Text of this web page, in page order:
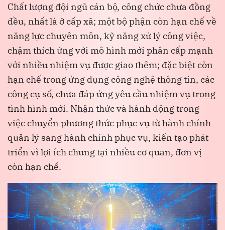
Chất lượng đội ngũ cán bộ, công chức chưa đồng
đều, nhất là ở cấp xã; một bộ phận còn hạn chế về
năng lực chuyên môn, kỹ năng xử lý công việc,
chậm thích ứng với mô hình mới phân cấp mạnh
với nhiều nhiệm vụ được giao thêm; đặc biệt còn
hạn chế trong ứng dụng công nghệ thông tin, các
công cụ số, chưa đáp ứng yêu cầu nhiệm vụ trong
tình hình mới. Nhận thức và hành động trong
việc chuyển phương thức phục vụ từ hành chính
quản lý sang hành chính phục vụ, kiến tạo phát
triển vì lợi ích chung tại nhiều cơ quan, đơn vị
còn hạn chế.